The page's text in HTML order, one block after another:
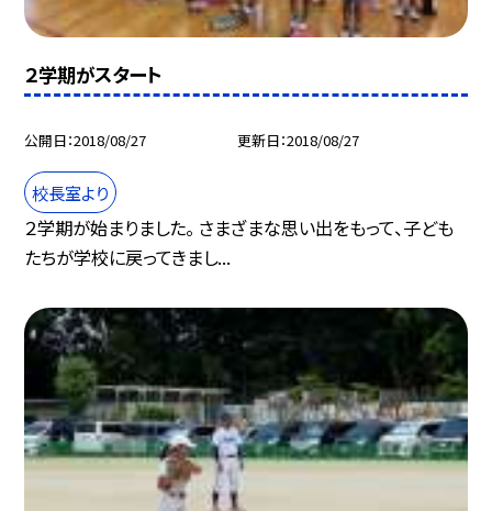
２学期がスタート
公開日 2018/08/27 更新日 2018/08/27
校長室より
２学期が始まりました。 さまざまな思い出をもって、子ども
たちが学校に戻ってきまし...